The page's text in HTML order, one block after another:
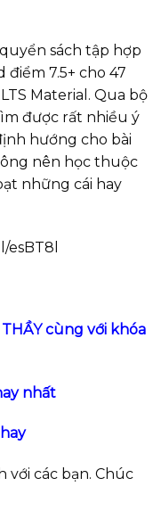
quyển sách tập hợp
7.5+ cho 47
Material. Qua bộ
được rất nhiều ý
hướng cho bài
nên học thuộc
những cái hay
esBT8l
THẦY cùng với khóa
nhất
với các bạn. Chúc